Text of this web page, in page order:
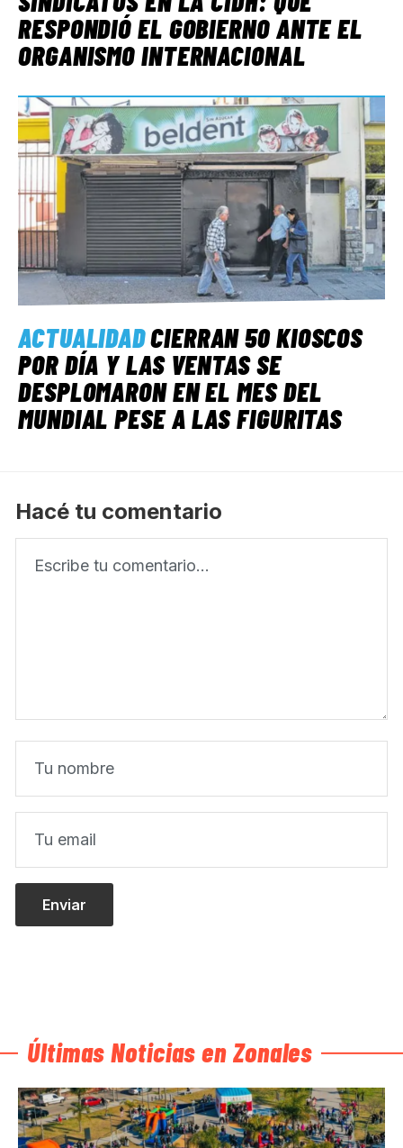
RESPONDIÓ EL GOBIERNO ANTE EL
ORGANISMO INTERNACIONAL
ACTUALIDADCIERRAN 50 KIOSCOS
POR DÍA Y LAS VENTAS SE
DESPLOMARON EN EL MES DEL
MUNDIAL PESE A LAS FIGURITAS
Hacé tu comentario
Últimas Noticias en Zonales